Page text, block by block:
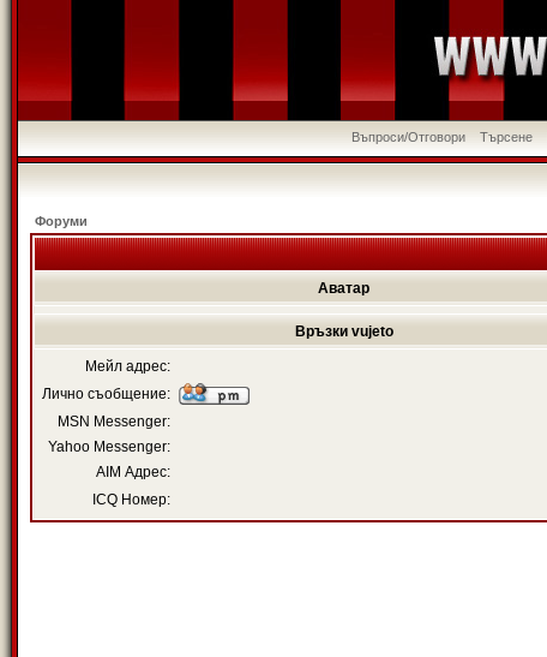
Въпроси/Отговори Търсене
Форуми
Аватар
Връзки vujeto
Мейл адрес:
Лично съобщение:
MSN Messenger:
Yahoo Messenger:
AIM Адрес:
ICQ Номер: